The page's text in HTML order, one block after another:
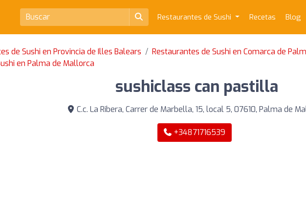
Restaurantes de Sushi Recetas Blog
de Sushi en Provincia de Illes Balears
Restaurantes de Sushi en Comarca de
en Palma de Mallorca
sushiclass can pastilla
C.c. La Ribera, Carrer de Marbella, 15, local 5, 07610, Palma de
+34871716539